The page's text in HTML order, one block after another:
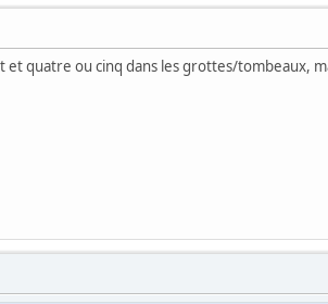
quatre ou cinq dans les grottes/tombeaux,